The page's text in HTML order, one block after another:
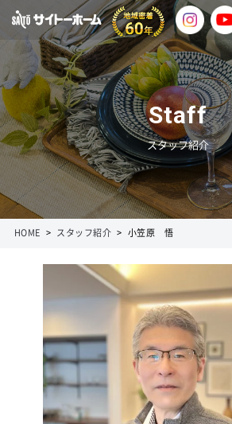
Staff
スタッフ紹介
HOME スタッフ紹介 小笠原 悟